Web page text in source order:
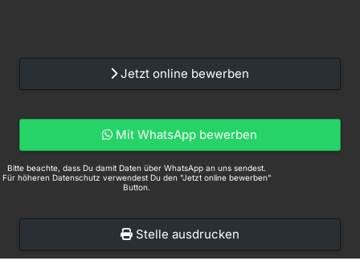
Jetzt online bewerben
Mit WhatsApp bewerben
Bitte beachte, dass Du damit Daten über WhatsApp an uns sendest.
Für höheren Datenschutz verwendest Du den "Jetzt online bewerben"
Button.
Stelle ausdrucken